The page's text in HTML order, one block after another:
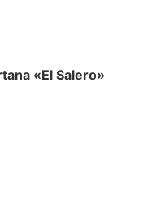
«El Salero»